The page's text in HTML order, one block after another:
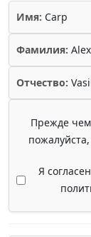
Имя: Carp
Фамилия:
Отчество:
Прежде
Я